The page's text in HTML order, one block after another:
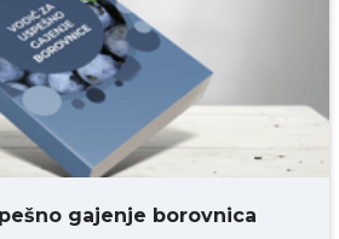
KOMENTAR
gajenje borovnica